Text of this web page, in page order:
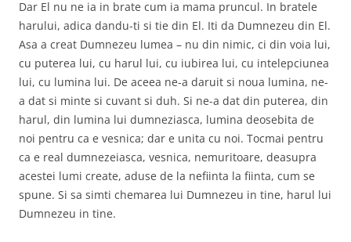
Dar El nu ne ia in brate cum ia mama pruncul. In bratele
harului, adica dandu-ti si tie din El. Iti da Dumnezeu din El.
Asa a creat Dumnezeu lumea – nu din nimic, ci din voia lui,
cu puterea lui, cu harul lui, cu iubirea lui, cu intelepciunea
lui, cu lumina lui. De aceea ne-a daruit si noua lumina, ne-
a dat si minte si cuvant si duh. Si ne-a dat din puterea, din
harul, din lumina lui dumneziasca, lumina deosebita de
noi pentru ca e vesnica; dar e unita cu noi. Tocmai pentru
ca e real dumnezeiasca, vesnica, nemuritoare, deasupra
acestei lumi create, aduse de la nefiinta la fiinta, cum se
spune. Si sa simti chemarea lui Dumnezeu in tine, harul lui
Dumnezeu in tine.